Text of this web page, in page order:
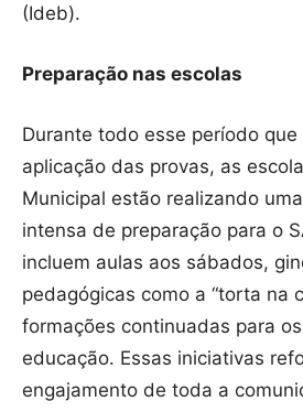
(Ideb).
Preparação nas escolas
Durante todo esse período
aplicação das provas, as
Municipal estão realizando
intensa de preparação para o
incluem aulas aos sábados,
pedagógicas como a “torta na
formações continuadas para
educação. Essas iniciativas
engajamento de toda a